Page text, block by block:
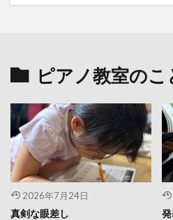
ピアノ教室のこ
2026年7月24日
真剣な眼差し